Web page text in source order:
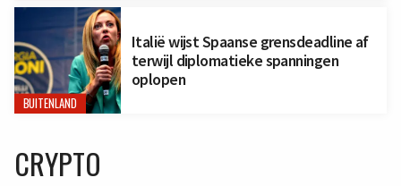
BUITENLAND
Italië wijst Spaanse grensdeadline af
terwijl diplomatieke spanningen
oplopen
CRYPTO